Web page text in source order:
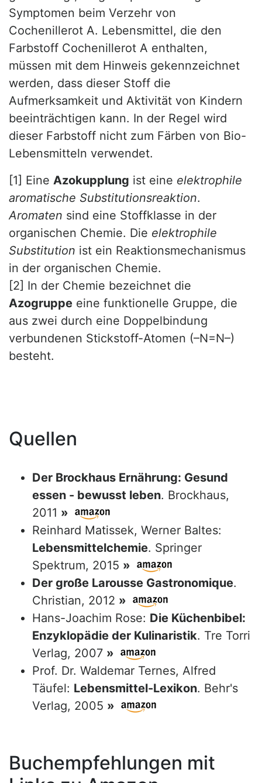
Symptomen beim Verzehr von
Cochenillerot A. Lebensmittel, die den
Farbstoff Cochenillerot A enthalten,
müssen mit dem Hinweis gekennzeichnet
werden, dass dieser Stoff die
Aufmerksamkeit und Aktivität von Kindern
beeinträchtigen kann. In der Regel wird
dieser Farbstoff nicht zum Färben von Bio-
Lebensmitteln verwendet.
[1] Eine Azokupplung ist eine elektrophile
aromatische Substitutionsreaktion.
Aromaten sind eine Stoffklasse in der
organischen Chemie. Die elektrophile
Substitution ist ein Reaktionsmechanismus
in der organischen Chemie.
[2] In der Chemie bezeichnet die
Azogruppe eine funktionelle Gruppe, die
aus zwei durch eine Doppelbindung
verbundenen Stickstoff-Atomen (–N=N–)
besteht.
Quellen
Der Brockhaus Ernährung: Gesund
essen - bewusst leben. Brockhaus,
2011 »
Reinhard Matissek, Werner Baltes:
Lebensmittelchemie. Springer
Spektrum, 2015 »
Der große Larousse Gastronomique.
Christian, 2012 »
Hans-Joachim Rose: Die Küchenbibel:
Enzyklopädie der Kulinaristik. Tre Torri
Verlag, 2007 »
Prof. Dr. Waldemar Ternes, Alfred
Täufel: Lebensmittel-Lexikon. Behr's
Verlag, 2005 »
Buchempfehlungen mit